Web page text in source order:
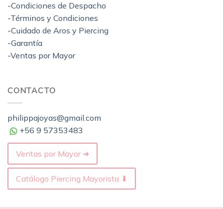
-Condiciones de Despacho
-Términos y Condiciones
-Cuidado de Aros y Piercing
-Garantía
-Ventas por Mayor
CONTACTO
philippajoyas@gmail.com
+56 9 57353483
Ventas por Mayor ➔
Catálogo Piercing Mayorista ⬇